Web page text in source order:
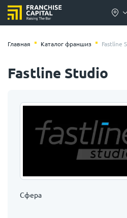
Главная Каталог франшиз Fastline
Сфера
Fastline Studio